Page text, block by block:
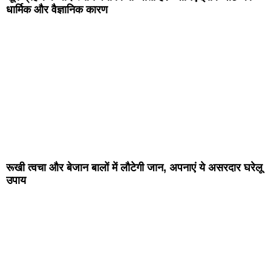
धार्मिक और वैज्ञानिक कारण
रूखी त्वचा और बेजान बालों में लौटेगी जान, अपनाएं ये असरदार घरेलू
उपाय